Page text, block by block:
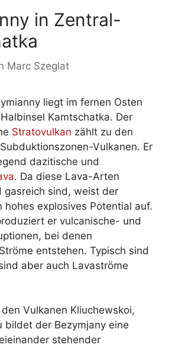
in Zentral-
Marc Szeglat
liegt im fernen Osten
Kamtschatka. Der
Stratovulkan zählt zu den
Vulkanen. Er
dazitische und
. Da diese Lava-Arten
gasreich sind, weist der
hohes explosives Potential auf.
er vulcanische- und
bei denen
entstehen. Typisch sind
aber auch Lavaströme
Vulkanen Kliuchewskoi,
bildet der Bezymjany eine
stehender